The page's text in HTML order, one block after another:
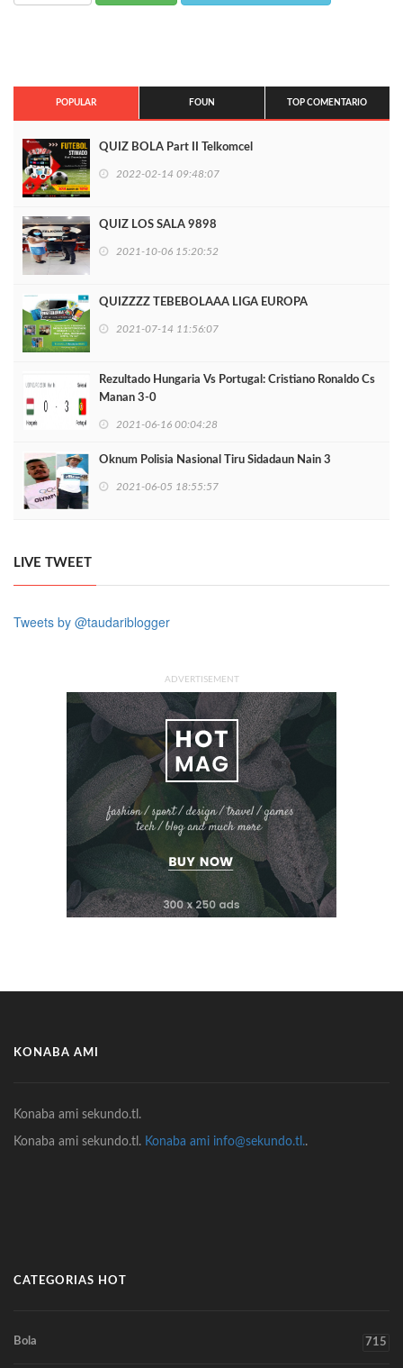
POPULAR FOUN TOP COMENTARIO
QUIZ BOLA Part II Telkomcel
2022-02-14 09:48:07
QUIZ LOS SALA 9898
2021-10-06 15:20:52
QUIZZZZ TEBEBOLAAA LIGA EUROPA
2021-07-14 11:56:07
Rezultado Hungaria Vs Portugal: Cristiano Ronaldo Cs
Manan 3-0
2021-06-16 00:04:28
Oknum Polisia Nasional Tiru Sidadaun Nain 3
2021-06-05 18:55:57
LIVE TWEET
Tweets by @taudariblogger
ADVERTISEMENT
KONABA AMI
Konaba ami sekundo.tl.
Konaba ami sekundo.tl. Konaba ami info@sekundo.tl..
CATEGORIAS HOT
Bola 715